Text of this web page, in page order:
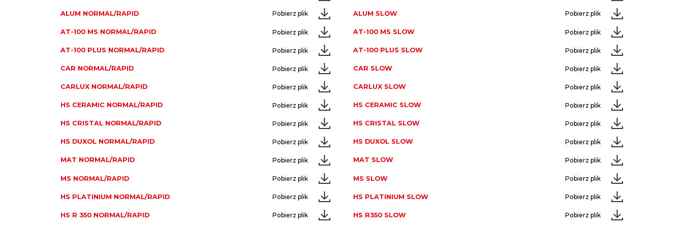
ALUM NORMAL/RAPID Pobierz plik
AT-100 MS NORMAL/RAPID Pobierz plik
AT-100 PLUS NORMAL/RAPID Pobierz plik
CAR NORMAL/RAPID Pobierz plik
CARLUX NORMAL/RAPID Pobierz plik
HS CERAMIC NORMAL/RAPID Pobierz plik
HS CRISTAL NORMAL/RAPID Pobierz plik
HS DUXOL NORMAL/RAPID Pobierz plik
MAT NORMAL/RAPID Pobierz plik
MS NORMAL/RAPID Pobierz plik
HS PLATINIUM NORMAL/RAPID Pobierz plik
HS R 350 NORMAL/RAPID Pobierz plik
ALUM SLOW Pobierz plik
AT-100 MS SLOW Pobierz plik
AT-100 PLUS SLOW Pobierz plik
CAR SLOW Pobierz plik
CARLUX SLOW Pobierz plik
HS CERAMIC SLOW Pobierz plik
HS CRISTAL SLOW Pobierz plik
HS DUXOL SLOW Pobierz plik
MAT SLOW Pobierz plik
MS SLOW Pobierz plik
HS PLATINIUM SLOW Pobierz plik
HS R350 SLOW Pobierz plik